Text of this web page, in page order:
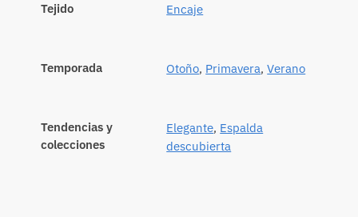
Tejido Encaje
Temporada Otoño, Primavera,Verano
Tendencias y
colecciones
Elegante, Espalda
descubierta